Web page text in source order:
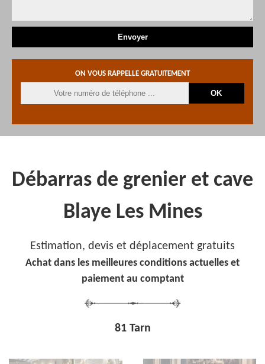
ON VOUS RAPPELLE GRATUITEMENT
Débarras de grenier et cave
Blaye Les Mines
Estimation, devis et déplacement gratuits
Achat dans les meilleures conditions actuelles et
paiement au comptant
81 Tarn